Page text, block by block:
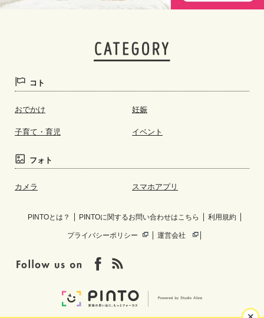
コト
おでかけ 妊娠
子育て・育児 イベント
フォト
カメラ スマホアプリ
PINTOとは？ PINTOに関するお問い合わせはこちら 利用規約
プライバシーポリシー 運営会社